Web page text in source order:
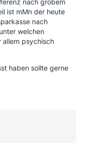
nach grobem
ist mMn der heute
nach
welchen
allem psychisch
haben sollte gerne